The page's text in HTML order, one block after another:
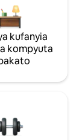
kufanyia
kompyuta